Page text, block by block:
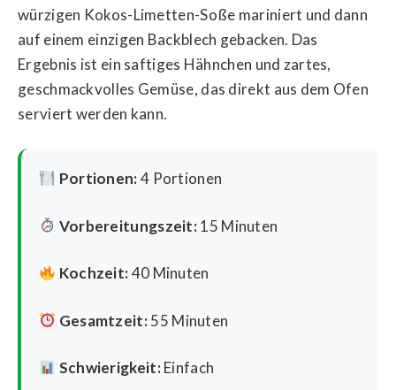
würzigen Kokos-Limetten-Soße mariniert und dann
auf einem einzigen Backblech gebacken. Das
Ergebnis ist ein saftiges Hähnchen und zartes,
geschmackvolles Gemüse, das direkt aus dem Ofen
serviert werden kann.
Portionen:4 Portionen
Vorbereitungszeit:15 Minuten
Kochzeit:40 Minuten
Gesamtzeit:55 Minuten
Schwierigkeit:Einfach